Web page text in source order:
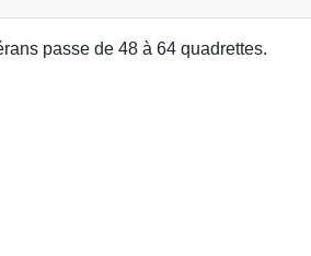
passe de 48 à 64 quadrettes.